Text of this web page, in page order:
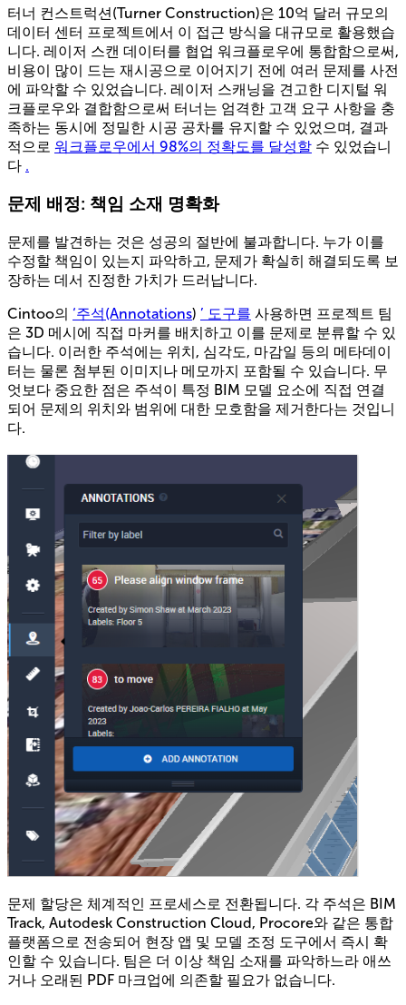
터너 컨스트럭션(Turner Construction)은 10억 달러 규모의
데이터 센터 프로젝트에서 이 접근 방식을 대규모로 활용했습
니다. 레이저 스캔 데이터를 협업 워크플로우에 통합함으로써,
비용이 많이 드는 재시공으로 이어지기 전에 여러 문제를 사전
에 파악할 수 있었습니다. 레이저 스캐닝을 견고한 디지털 워
크플로우와 결합함으로써 터너는 엄격한 고객 요구 사항을 충
족하는 동시에 정밀한 시공 공차를 유지할 수 있었으며, 결과
적으로 워크플로우에서 98%의 정확도를 달성할 수 있었습니
다 .
문제 배정: 책임 소재 명확화
문제를 발견하는 것은 성공의 절반에 불과합니다. 누가 이를
수정할 책임이 있는지 파악하고, 문제가 확실히 해결되도록 보
장하는 데서 진정한 가치가 드러납니다.
Cintoo의 ‘주석(Annotations) ’ 도구를 사용하면 프로젝트 팀
은 3D 메시에 직접 마커를 배치하고 이를 문제로 분류할 수 있
습니다. 이러한 주석에는 위치, 심각도, 마감일 등의 메타데이
터는 물론 첨부된 이미지나 메모까지 포함될 수 있습니다. 무
엇보다 중요한 점은 주석이 특정 BIM 모델 요소에 직접 연결
되어 문제의 위치와 범위에 대한 모호함을 제거한다는 것입니
다.
문제 할당은 체계적인 프로세스로 전환됩니다. 각 주석은 BIM
Track, Autodesk Construction Cloud, Procore와 같은 통합
플랫폼으로 전송되어 현장 앱 및 모델 조정 도구에서 즉시 확
인할 수 있습니다. 팀은 더 이상 책임 소재를 파악하느라 애쓰
거나 오래된 PDF 마크업에 의존할 필요가 없습니다.